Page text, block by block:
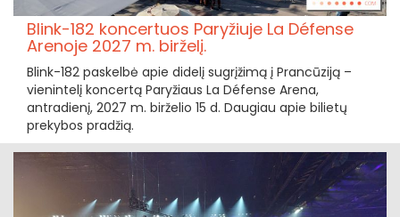
Blink-182 koncertuos Paryžiuje La Défense
Arenoje 2027 m. birželį.
Blink-182 paskelbė apie didelį sugrįžimą į Prancūziją –
vienintelį koncertą Paryžiaus La Défense Arena,
antradienį, 2027 m. birželio 15 d. Daugiau apie bilietų
prekybos pradžią.